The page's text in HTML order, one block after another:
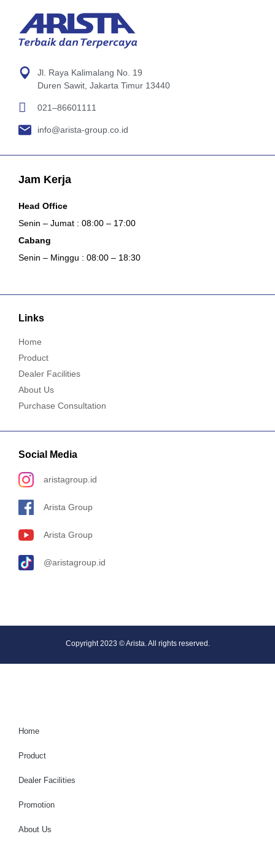
Jl. Raya Kalimalang No. 19
Duren Sawit, Jakarta Timur 13440
021–86601111
info@arista-group.co.id
Jam Kerja
Head Office
Senin – Jumat : 08:00 – 17:00
Cabang
Senin – Minggu : 08:00 – 18:30
Links
Home
Product
Dealer Facilities
About Us
Purchase Consultation
Social Media
aristagroup.id
Arista Group
Arista Group
@aristagroup.id
Copyright 2023 © Arista. All rights reserved.
Home
Product
Dealer Facilities
Promotion
About Us